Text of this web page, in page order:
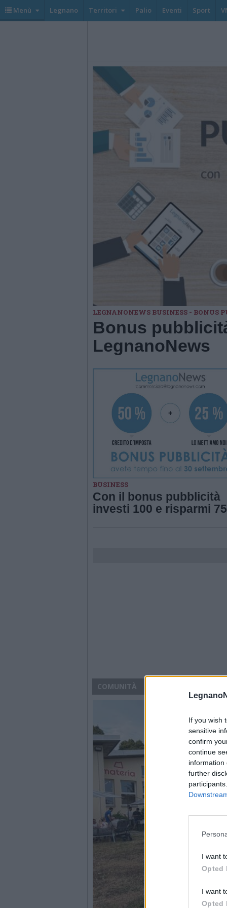
If you wish
sensitive
confirm
continue
information
further
I want
Opted
I want
Opted
Menù Legnano Territori Palio Eventi Sport
LEGNANONEWS BUSINESS - BONUS
Bonus
LegnanoNews
BUSINESS
Con il bonus pubblicità
investi 100 e risparmi 75
COMUNITÀ